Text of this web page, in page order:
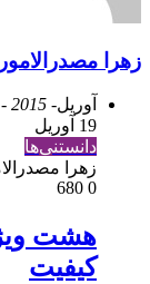
زهرا مصدرالامور
آوریل- 2015 -
19 آوریل
دانستنی‌ها
زهرا
0
هشت
کیفیت